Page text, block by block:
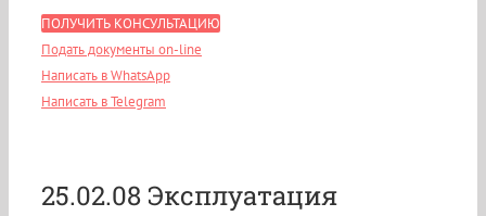
ПОЛУЧИТЬ КОНСУЛЬТАЦИЮ
Подать документы on-line
Написать в WhatsApp
Написать в Telegram
25.02.08 Эксплуатация